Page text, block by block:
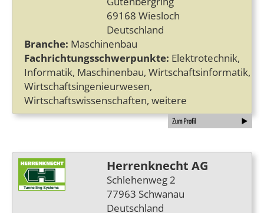
69168 Wiesloch
Deutschland
Branche: Maschinenbau
Fachrichtungsschwerpunkte: Elektrotechnik,
Informatik, Maschinenbau, Wirtschaftsinformatik,
Wirtschaftsingenieurwesen,
Wirtschaftswissenschaften, weitere
Herrenknecht AG
Schlehenweg 2
77963 Schwanau
Deutschland